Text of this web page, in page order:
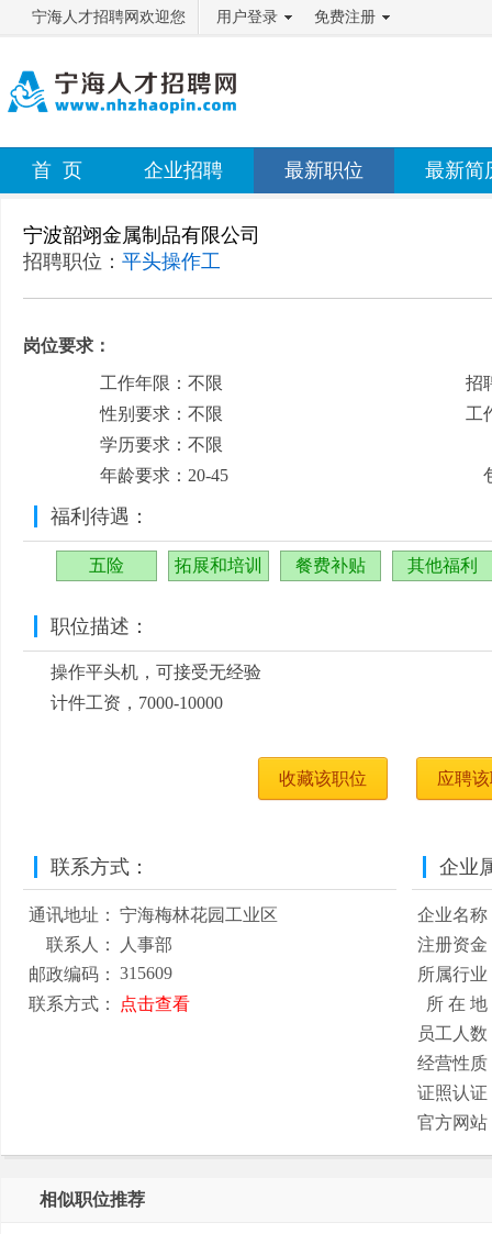
宁海人才招聘网欢迎您 用户登录 免费注册
首 页 企业招聘 最新职位 最新简
宁波韶翊金属制品有限公司
招聘职位： 平头操作工
岗位要求：
工作年限：不限
性别要求：不限
学历要求：不限
年龄要求：20-45
招
工
福利待遇：
五险 拓展和培训 餐费补贴 其他福利
职位描述：
操作平头机，可接受无经验
计件工资，7000-10000
收藏该职位 应聘
联系方式：
通讯地址：
宁海梅林花园工业区
联系人：
人事部
邮政编码：
315609
联系方式：
点击查看
企业
企业名称
注册资金
所属行业
所 在 地
员工人数
经营性质
证照认证
官方网站
相似职位推荐